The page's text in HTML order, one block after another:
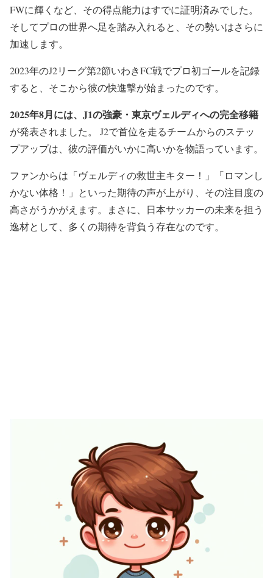
FWに輝くなど、その得点能力はすでに証明済みでした。
そしてプロの世界へ足を踏み入れると、その勢いはさらに
加速します。
2023年のJ2リーグ第2節いわきFC戦でプロ初ゴールを記録
すると、そこから彼の快進撃が始まったのです。
2025年8月には、J1の強豪・東京ヴェルディへの完全移籍
が発表されました。 J2で首位を走るチームからのステッ
プアップは、彼の評価がいかに高いかを物語っています。
ファンからは「ヴェルディの救世主キター！」「ロマンし
かない体格！」といった期待の声が上がり、その注目度の
高さがうかがえます。まさに、日本サッカーの未来を担う
逸材として、多くの期待を背負う存在なのです。